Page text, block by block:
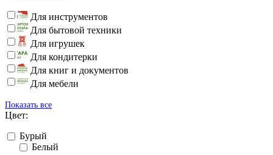
Для инструментов
Для бытовой техники
Для игрушек
Для кондитерки
Для книг и документов
Для мебели
Показать все
Цвет:
Бурый
Белый